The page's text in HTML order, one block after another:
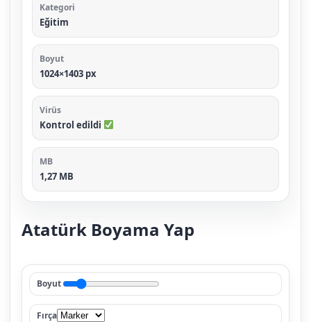
Kategori
Eğitim
Boyut
1024×1403 px
Virüs
Kontrol edildi
MB
1,27 MB
Atatürk Boyama Yap
Boyut
Fırça